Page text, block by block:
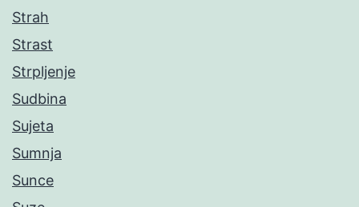
Strah
Strast
Strpljenje
Sudbina
Sujeta
Sumnja
Sunce